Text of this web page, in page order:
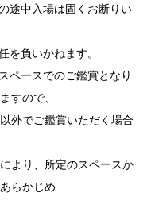
途中入場は固くお断りい
負いかねます。
ペースでのご鑑賞となり
すので、
外でご鑑賞いただく場合
より、所定のスペースか
らかじめ